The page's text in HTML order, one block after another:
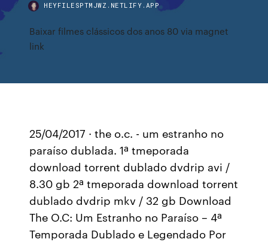
HEYFILESPTMJWZ.NETLIFY.APP
Baixar filmes clássicos dos anos 80 via magnet
link
25/04/2017 · the o.c. - um estranho no
paraíso dublada. 1ª tmeporada
download torrent dublado dvdrip avi /
8.30 gb 2ª tmeporada download torrent
dublado dvdrip mkv / 32 gb Download
The O.C: Um Estranho no Paraíso – 4ª
Temporada Dublado e Legendado Por